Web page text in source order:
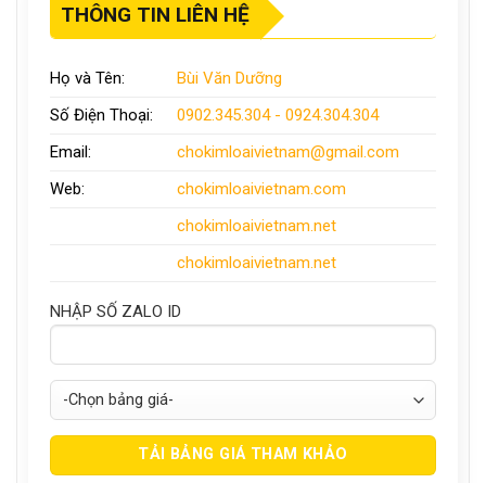
THÔNG TIN LIÊN HỆ
Họ và Tên:
Bùi Văn Dưỡng
Số Điện Thoại:
0902.345.304 - 0924.304.304
Email:
chokimloaivietnam@gmail.com
Web:
chokimloaivietnam.com
chokimloaivietnam.net
chokimloaivietnam.net
NHẬP SỐ ZALO ID